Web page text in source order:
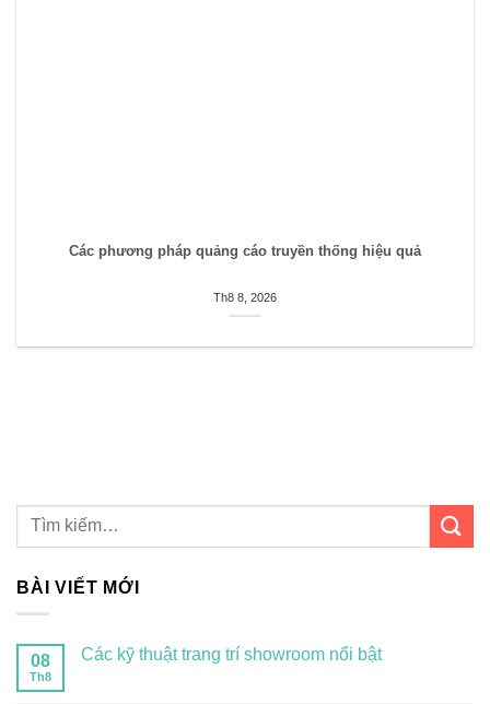
Các phương pháp quảng cáo truyền thống hiệu quả
Th8 8, 2026
BÀI VIẾT MỚI
08
Th8
Các kỹ thuật trang trí showroom nổi bật